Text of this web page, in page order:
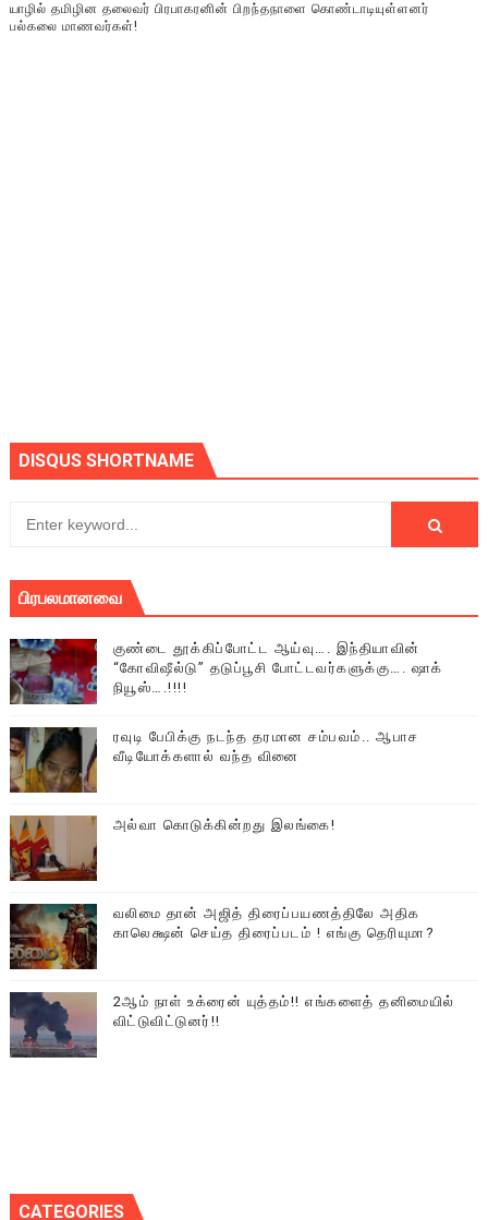
யாழில் தமிழின தலைவர் பிரபாகரனின் பிறந்தநாளை கொண்டாடியுள்ளனர்
பல்கலை மாணவர்கள்!
DISQUS SHORTNAME
பிரபலமானவை
குண்டை தூக்கிப்போட்ட ஆய்வு…. இந்தியாவின்
“கோவிஷீல்டு” தடுப்பூசி போட்டவர்களுக்கு…. ஷாக்
நியூஸ்….!!!!
ரவுடி பேபிக்கு நடந்த தரமான சம்பவம்.. ஆபாச
வீடியோக்களால் வந்த வினை
அல்வா கொடுக்கின்றது இலங்கை!
வலிமை தான் அஜித் திரைப்பயணத்திலே அதிக
காலெக்ஷன் செய்த திரைப்படம் ! எங்கு தெரியுமா?
2ஆம் நாள் உக்ரைன் யுத்தம்!! எங்களைத் தனிமையில்
விட்டுவிட்டுனர்!!
CATEGORIES